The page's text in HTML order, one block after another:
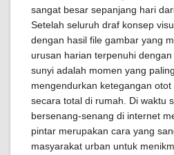
sangat besar sepanjang hari
Setelah seluruh draf konsep
dengan hasil file gambar yang
urusan harian terpenuhi
sunyi adalah momen yang
mengendurkan ketegangan
secara total di rumah. Di waktu
bersenang-senang di internet
pintar merupakan cara yang
masyarakat urban untuk